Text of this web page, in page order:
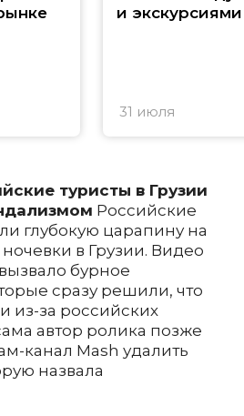
и экскурсиями
31 июля
туристы в Грузии
Российские
глубокую царапину на
в Грузии. Видео
бурное
сразу решили, что
из-за российских
автор ролика позже
канал Mash удалить
назвала